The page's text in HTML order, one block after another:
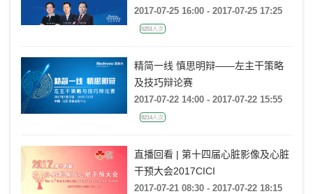
2017-07-25 16:00 - 2017-07-25 17:25
5251人次
精简一线 慎思明辩——左主干策略
及技巧辩论赛
2017-07-22 14:00 - 2017-07-22 15:55
8214人次
直播回看 | 第十四届心脏影像及心脏
干预大会2017CICI
2017-07-21 08:30 - 2017-07-22 18:15